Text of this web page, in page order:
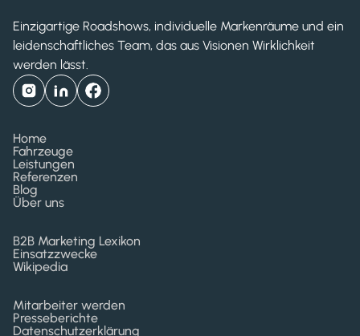
Einzigartige Roadshows, individuelle Markenräume und ein
leidenschaftliches Team, das aus Visionen Wirklichkeit
werden lässt.
Home
Fahrzeuge
Leistungen
Referenzen
Blog
Über uns
B2B Marketing Lexikon
Einsatzzwecke
Wikipedia
Mitarbeiter werden
Presseberichte
Datenschutzerklärung